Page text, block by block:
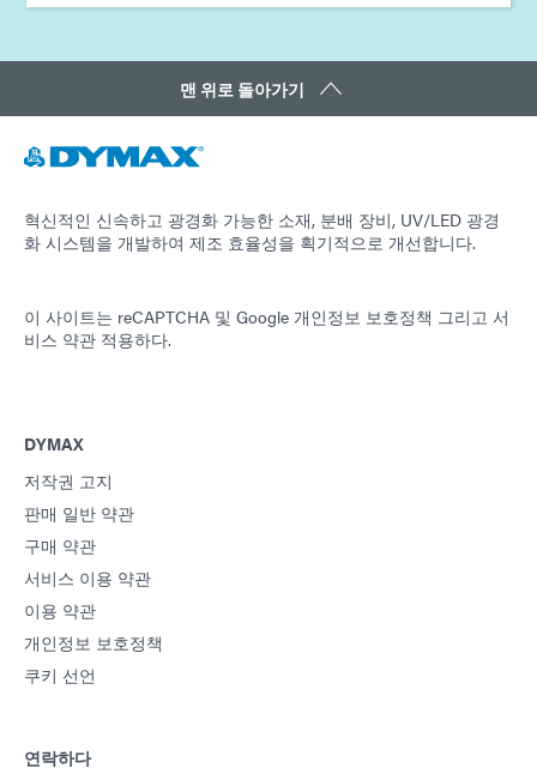
맨 위로 돌아가기
혁신적인 신속하고 광경화 가능한 소재, 분배 장비, UV/LED 광경
화 시스템을 개발하여 제조 효율성을 획기적으로 개선합니다.
이 사이트는 reCAPTCHA 및 Google 개인정보 보호정책 그리고 서
비스 약관 적용하다.
DYMAX
저작권 고지
판매 일반 약관
구매 약관
서비스 이용 약관
이용 약관
개인정보 보호정책
쿠키 선언
연락하다